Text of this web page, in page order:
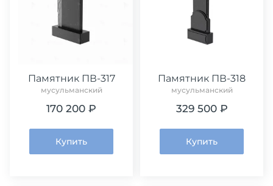
Памятник ПВ-317
мусульманский
170 200 ₽
Купить
Памятник ПВ-318
мусульманский
329 500 ₽
Купить